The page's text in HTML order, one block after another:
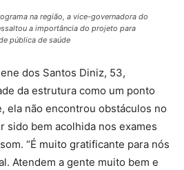
na região, a vice-governadora do
a importância do projeto para
pública de saúde
dos Santos Diniz, 53,
da estrutura como um ponto
ela não encontrou obstáculos no
sido bem acolhida nos exames
“É muito gratificante para nós
Atendem a gente muito bem e